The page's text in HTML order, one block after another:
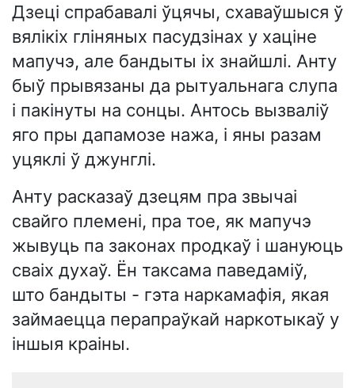
Дзеці спрабавалі ўцячы, схаваўшыся ў
вялікіх гліняных пасудзінах у хаціне
мапучэ, але бандыты іх знайшлі. Анту
быў прывязаны да рытуальнага слупа
і пакінуты на сонцы. Антось вызваліў
яго пры дапамозе нажа, і яны разам
уцяклі ў джунглі.
Анту расказаў дзецям пра звычаі
свайго племені, пра тое, як мапучэ
жывуць па законах продкаў і шануюць
сваіх духаў. Ён таксама паведаміў,
што бандыты - гэта наркамафія, якая
займаецца перапраўкай наркотыкаў у
іншыя краіны.